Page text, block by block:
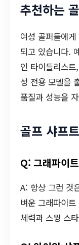
추천하는
여성 골퍼들에
되고 있습니다.
인 타이틀리스
성 전용 모델을
품질과 성능을
골프 샤프
Q: 그래파이
A: 항상 그런 것
벼운 그래파이
체력과 스윙 스